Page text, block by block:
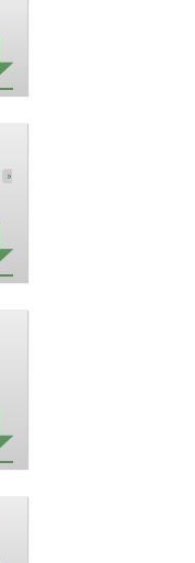
»